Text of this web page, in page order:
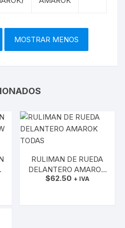
RULIMAN DE RUEDA
DELANTERO AMAROK
TODAS
$62.50 + IVA